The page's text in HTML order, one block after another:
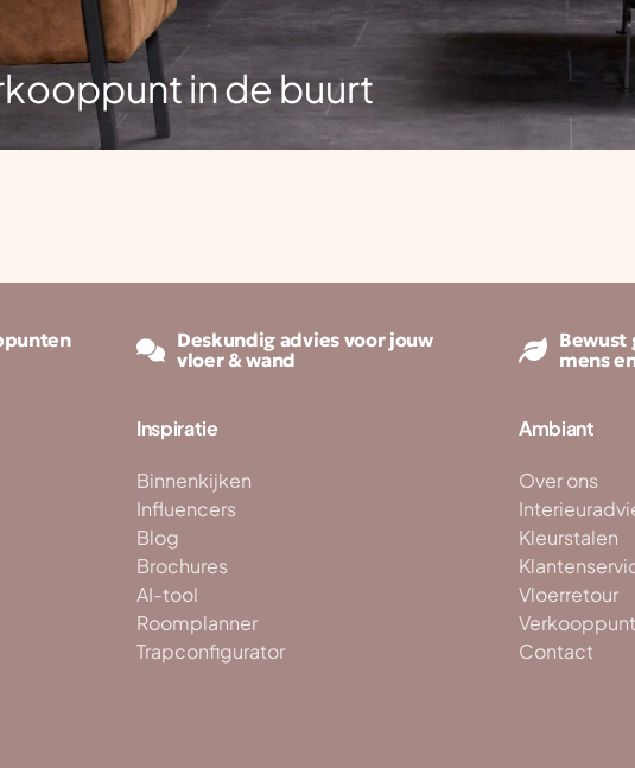
in de buurt
Deskundig advies voor jouw
vloer & wand
Bewust
mens
Inspiratie
Binnenkijken
Influencers
Blog
Brochures
AI-tool
Roomplanner
Trapconfigurator
Ambiant
Over ons
Kleurstalen
Vloerretour
Contact